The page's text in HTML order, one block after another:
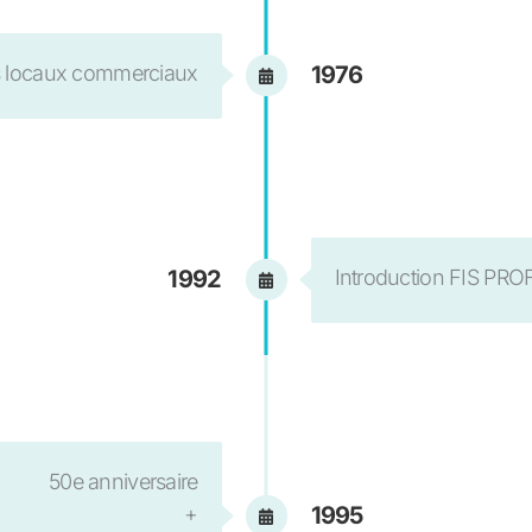
locaux commerciaux 1976
Introduction FIS
1992
50e anniversaire
+
1995